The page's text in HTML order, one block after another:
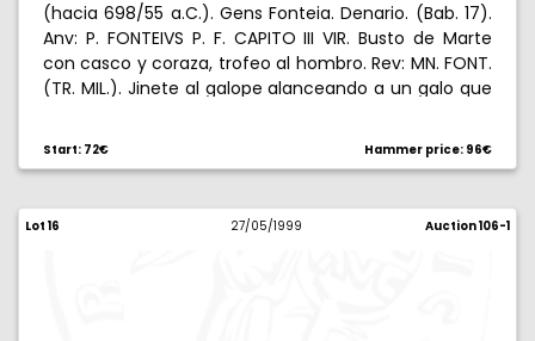
(hacia 698/55 a.C.). Gens Fonteia. Denario. (Bab. 17).
Anv: P. FONTEIVS P. F. CAPITO III VIR. Busto de Marte
con casco y coraza, trofeo al hombro. Rev: MN. FONT.
(TR. MIL.). Jinete al galope alanceando a un galo que
escudo en el campo. 3,94 g. Reverso desplazado.
Muy escasa. EBC-.
Start: 72€ Hammer price: 96€
Lot 16 27/05/1999 Auction 106-1